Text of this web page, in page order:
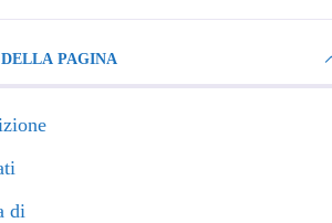
INDICE DELLA PAGINA
di